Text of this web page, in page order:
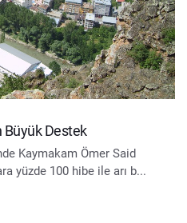
Büyük Destek
Kaymakam Ömer Said
yüzde 100 hibe ile arı b...